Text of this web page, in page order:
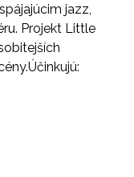
jazz,
Projekt Little
Účinkujú: